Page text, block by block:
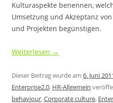
Kulturaspekte benennen,
Umsetzung und Akzeptanz
und Projekten begünstigen.
Weiterlesen →
Dieser Beitrag wurde am 6. Juni
Enterprise2.0, HR-Allgemein
behaviour,Corporate culture,